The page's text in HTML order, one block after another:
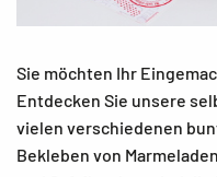
Sie möchten Ihr
Entdecken Sie unsere
vielen verschiedenen
Bekleben von